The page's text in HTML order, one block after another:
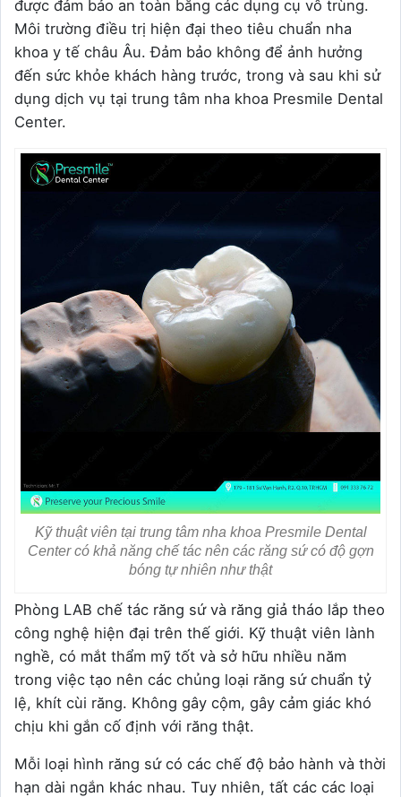
được đảm bảo an toàn bằng các dụng cụ vô trùng.
Môi trường điều trị hiện đại theo tiêu chuẩn nha
khoa y tế châu Âu. Đảm bảo không để ảnh hưởng
đến sức khỏe khách hàng trước, trong và sau khi sử
dụng dịch vụ tại trung tâm nha khoa Presmile Dental
Center.
Kỹ thuật viên tại trung tâm nha khoa Presmile Dental
Center có khả năng chế tác nên các răng sứ có độ gợn
bóng tự nhiên như thật
Phòng LAB chế tác răng sứ và răng giả tháo lắp theo
công nghệ hiện đại trên thế giới. Kỹ thuật viên lành
nghề, có mắt thẩm mỹ tốt và sở hữu nhiều năm
trong việc tạo nên các chủng loại răng sứ chuẩn tỷ
lệ, khít cùi răng. Không gây cộm, gây cảm giác khó
chịu khi gắn cố định với răng thật.
Mỗi loại hình răng sứ có các chế độ bảo hành và thời
hạn dài ngắn khác nhau. Tuy nhiên, tất các các loại